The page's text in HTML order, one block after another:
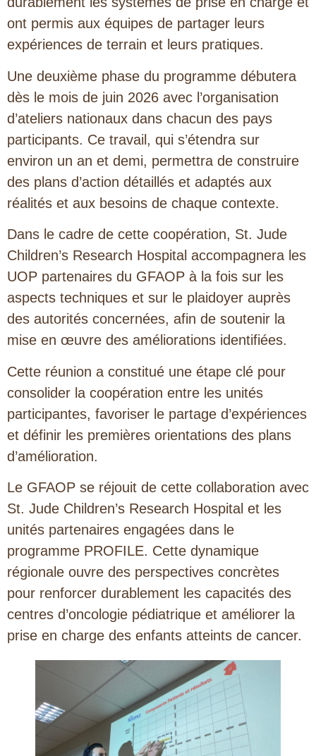
ont permis aux équipes de partager leurs
expériences de terrain et leurs pratiques.
Une deuxième phase du programme débutera
dès le mois de juin 2026 avec l’organisation
d’ateliers nationaux dans chacun des pays
participants. Ce travail, qui s’étendra sur
environ un an et demi, permettra de construire
des plans d’action détaillés et adaptés aux
réalités et aux besoins de chaque contexte.
Dans le cadre de cette coopération, St. Jude
Children’s Research Hospital accompagnera les
UOP partenaires du GFAOP à la fois sur les
aspects techniques et sur le plaidoyer auprès
des autorités concernées, afin de soutenir la
mise en œuvre des améliorations identifiées.
Cette réunion a constitué une étape clé pour
consolider la coopération entre les unités
participantes, favoriser le partage d’expériences
et définir les premières orientations des plans
d’amélioration.
Le GFAOP se réjouit de cette collaboration avec
St. Jude Children’s Research Hospital et les
unités partenaires engagées dans le
programme PROFILE. Cette dynamique
régionale ouvre des perspectives concrètes
pour renforcer durablement les capacités des
centres d’oncologie pédiatrique et améliorer la
prise en charge des enfants atteints de cancer.